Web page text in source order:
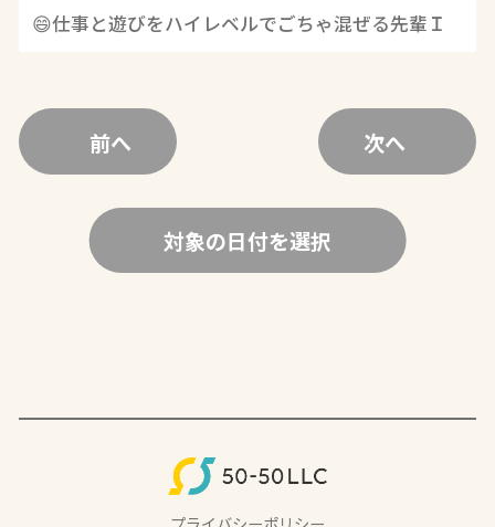
😄仕事と遊びをハイレベルでごちゃ混ぜる先輩Ｉ
前へ 次へ
対象の日付を選択